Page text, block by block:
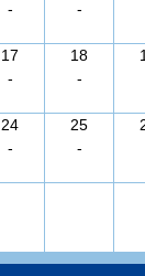
-
-
17
-
18
-
24
-
25
-